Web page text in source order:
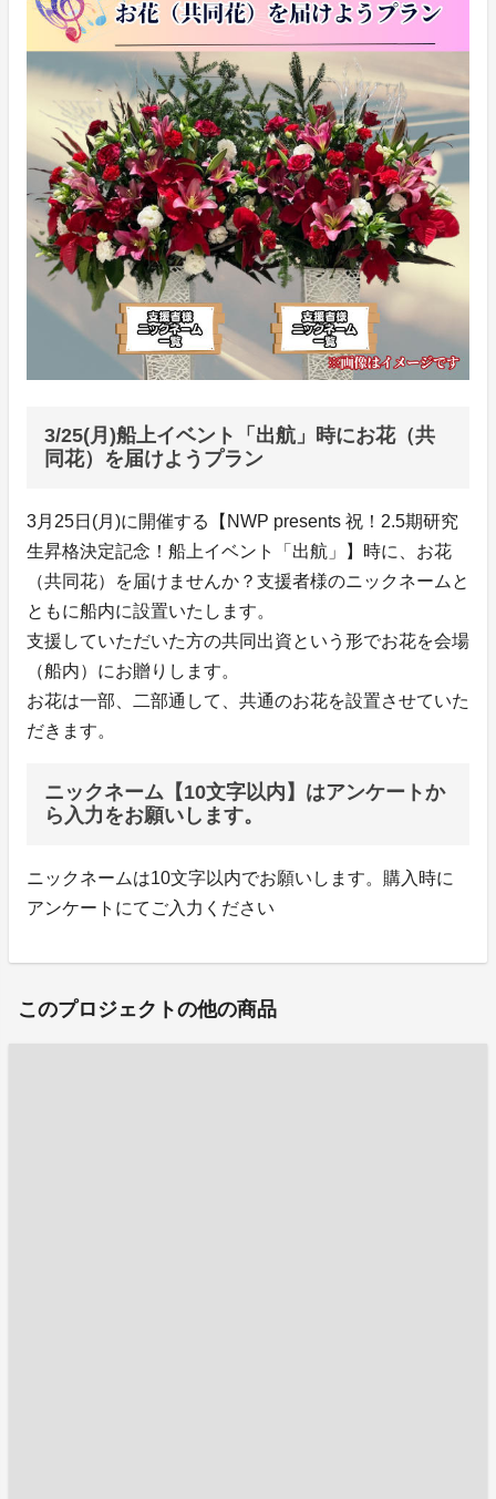
3/25(月)船上イベント「出航」時にお花（共
同花）を届けようプラン
3月25日(月)に開催する【NWP presents 祝！2.5期研究
生昇格決定記念！船上イベント「出航」】時に、お花
（共同花）を届けませんか？支援者様のニックネームと
ともに船内に設置いたします。
支援していただいた方の共同出資という形でお花を会場
（船内）にお贈りします。
お花は一部、二部通して、共通のお花を設置させていた
だきます。
ニックネーム【10文字以内】はアンケートか
ら入力をお願いします。
ニックネームは10文字以内でお願いします。購入時に
アンケートにてご入力ください
このプロジェクトの他の商品